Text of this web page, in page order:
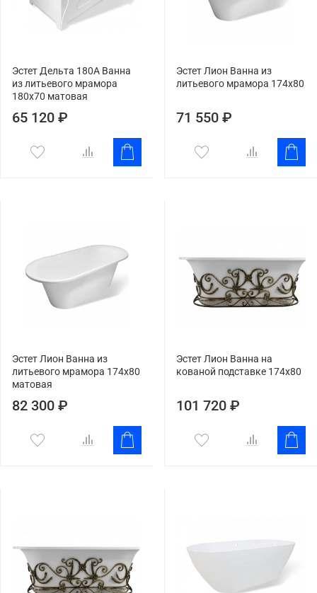
Эстет Дельта 180A Ванна
из литьевого мрамора
180x70 матовая
65 120 ₽
Эстет Лион Ванна из
литьевого мрамора 174x80
71 550 ₽
Эстет Лион Ванна из
литьевого мрамора 174x80
матовая
82 300 ₽
Эстет Лион Ванна на
кованой подставке 174x80
101 720 ₽